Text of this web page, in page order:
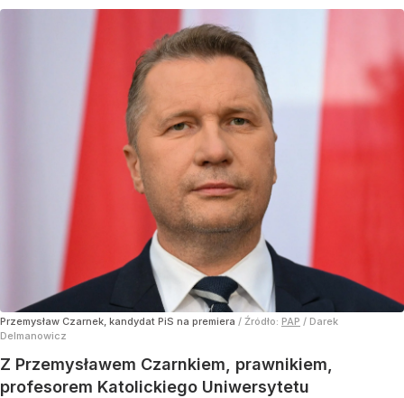
Przemysław Czarnek, kandydat PiS na premiera / Źródło: PAP / Darek
Delmanowicz
Z Przemysławem Czarnkiem, prawnikiem,
profesorem Katolickiego Uniwersytetu